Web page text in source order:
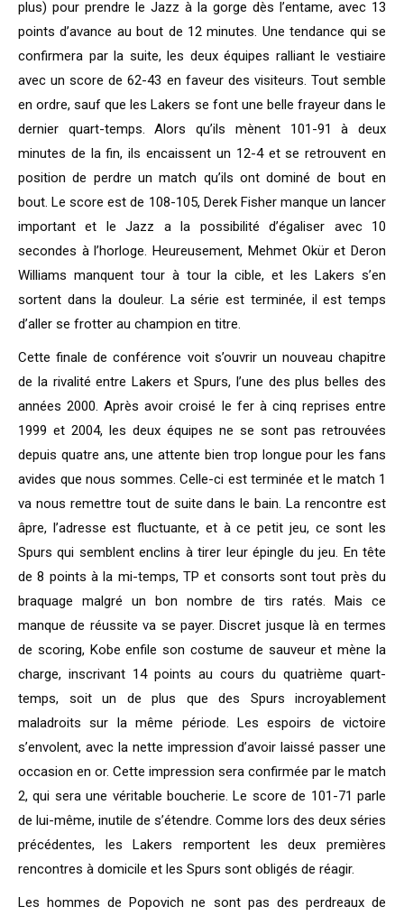
plus) pour prendre le Jazz à la gorge dès l’entame, avec 13
points d’avance au bout de 12 minutes. Une tendance qui se
confirmera par la suite, les deux équipes ralliant le vestiaire
avec un score de 62-43 en faveur des visiteurs. Tout semble
en ordre, sauf que les Lakers se font une belle frayeur dans le
dernier quart-temps. Alors qu’ils mènent 101-91 à deux
minutes de la fin, ils encaissent un 12-4 et se retrouvent en
position de perdre un match qu’ils ont dominé de bout en
bout. Le score est de 108-105, Derek Fisher manque un lancer
important et le Jazz a la possibilité d’égaliser avec 10
secondes à l’horloge. Heureusement, Mehmet Okür et Deron
Williams manquent tour à tour la cible, et les Lakers s’en
sortent dans la douleur. La série est terminée, il est temps
d’aller se frotter au champion en titre.
Cette finale de conférence voit s’ouvrir un nouveau chapitre
de la rivalité entre Lakers et Spurs, l’une des plus belles des
années 2000. Après avoir croisé le fer à cinq reprises entre
1999 et 2004, les deux équipes ne se sont pas retrouvées
depuis quatre ans, une attente bien trop longue pour les fans
avides que nous sommes. Celle-ci est terminée et le match 1
va nous remettre tout de suite dans le bain. La rencontre est
âpre, l’adresse est fluctuante, et à ce petit jeu, ce sont les
Spurs qui semblent enclins à tirer leur épingle du jeu. En tête
de 8 points à la mi-temps, TP et consorts sont tout près du
braquage malgré un bon nombre de tirs ratés. Mais ce
manque de réussite va se payer. Discret jusque là en termes
de scoring, Kobe enfile son costume de sauveur et mène la
charge, inscrivant 14 points au cours du quatrième quart-
temps, soit un de plus que des Spurs incroyablement
maladroits sur la même période. Les espoirs de victoire
s’envolent, avec la nette impression d’avoir laissé passer une
occasion en or. Cette impression sera confirmée par le match
2, qui sera une véritable boucherie. Le score de 101-71 parle
de lui-même, inutile de s’étendre. Comme lors des deux séries
précédentes, les Lakers remportent les deux premières
rencontres à domicile et les Spurs sont obligés de réagir.
Les hommes de Popovich ne sont pas des perdreaux de